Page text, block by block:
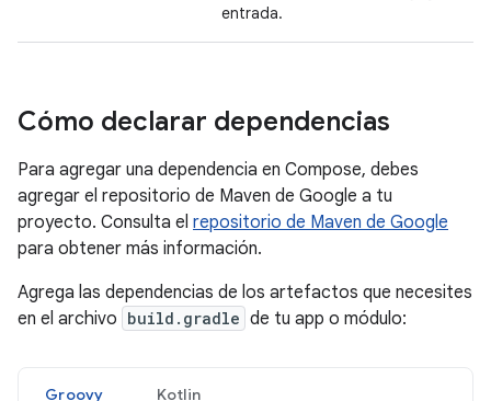
entrada.
Cómo declarar dependencias
Para agregar una dependencia en Compose, debes
agregar el repositorio de Maven de Google a tu
proyecto. Consulta el repositorio de Maven de Google
para obtener más información.
Agrega las dependencias de los artefactos que necesites
en el archivo build.gradle de tu app o módulo:
Groovy Kotlin